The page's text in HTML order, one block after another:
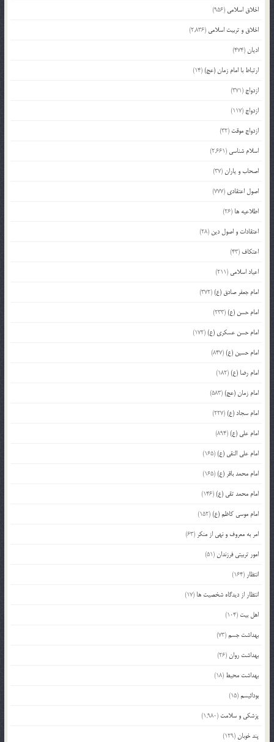
اخلاق اسلامی (956)
اخلاق و تربیت اسلامی (2,836)
ادیان(474)
ارتباط با امام زمان (عج)(14)
ازدواج (371)
ازدواج (117)
ازدواج موقت (32)
اسلام شناسی (2,661)
اصحاب و یاران(37)
اصول اعتقادی (777)
اطلاعیه ها (26)
اعتقادات و اصول دین (28)
اعتکاف (43)
اعیاد اسلامی (211)
امام جعفر صادق (ع)(372)
امام حسن (ع)(233)
امام حسن عسکری (ع)(172)
امام حسین (ع)(847)
امام رضا (ع)(182)
امام زمان (عج)(583)
امام سجاد (ع)(227)
امام علی (ع)(894)
امام علی النقی (ع)(165)
امام محمد باقر (ع)(165)
امام محمد تقی (ع)(146)
امام موسی کاظم (ع)(152)
امر به معروف و نهی از منکر (63)
امور تربیتی فرزندان(51)
انتظار (164)
انتظار از دیدگاه شخصیت ها (17)
اهل بیت (104)
بهداشت جسم(73)
بهداشت روان(26)
بهداشت محیط (18)
بودائیسم(15)
پزشکی و سلامت (1,980)
پند خوبان(129)